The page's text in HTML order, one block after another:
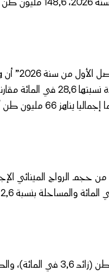
وذكر بلاغ لوزارة
ارتفاع رواج نشاط المسافنة الذي سجل حجما
المسافنة شكل نسبة هامة بلغت 55,6 في المائة